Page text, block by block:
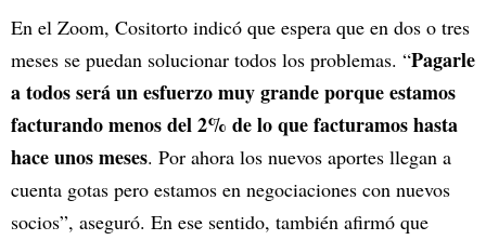
En el Zoom, Cositorto indicó que espera que en dos o tres
meses se puedan solucionar todos los problemas. “Pagarle
a todos será un esfuerzo muy grande porque estamos
facturando menos del 2% de lo que facturamos hasta
hace unos meses. Por ahora los nuevos aportes llegan a
cuenta gotas pero estamos en negociaciones con nuevos
socios”, aseguró. En ese sentido, también afirmó que